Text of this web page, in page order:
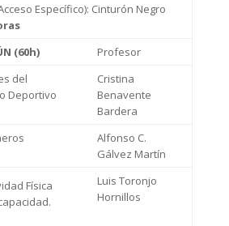
Específico): Cinturón Negro
(60h)
Profesor
del
Deportivo
Cristina
Benavente
Bardera
Alfonso C.
Gálvez Martín
Física
Luis Toronjo
Hornillos